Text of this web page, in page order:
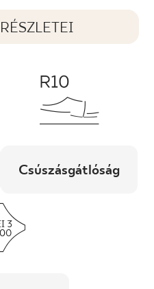
Csúszásgátlóság